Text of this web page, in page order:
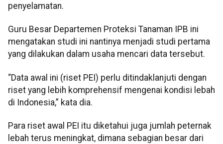
penyelamatan.
Guru Besar Departemen Proteksi Tanaman IPB ini
mengatakan studi ini nantinya menjadi studi pertama
yang dilakukan dalam usaha mencari data tersebut.
“Data awal ini (riset PEI) perlu ditindaklanjuti dengan
riset yang lebih komprehensif mengenai kondisi lebah
di Indonesia,” kata dia.
Para riset awal PEI itu diketahui juga jumlah peternak
lebah terus meningkat, dimana sebagian besar dari